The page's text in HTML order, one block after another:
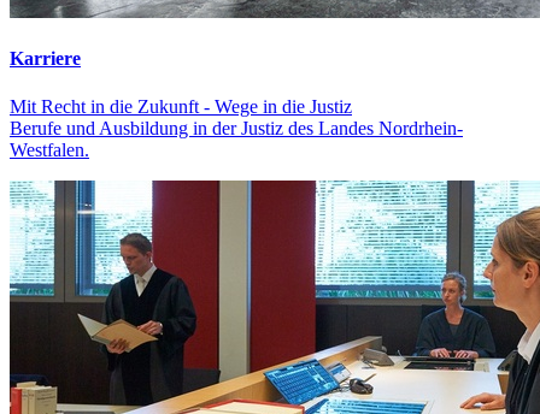
Karriere
Mit Recht in die Zukunft - Wege in die Justiz
Berufe und Ausbildung in der Justiz des Landes Nordrhein-
Westfalen.